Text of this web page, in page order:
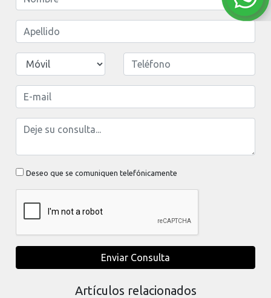
Deseo que se comuniquen telefónicamente
Enviar Consulta
Artículos relacionados